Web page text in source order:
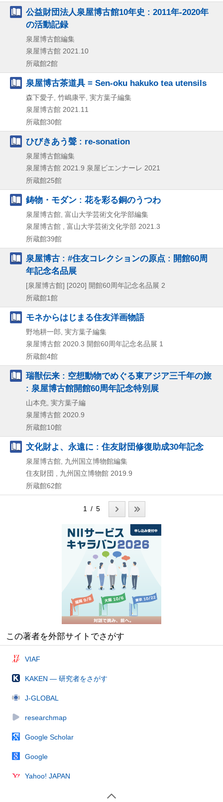
公益財団法人泉屋博古館10年史 : 2011年-2020年
の活動記録
泉屋博古館編集
泉屋博古館 2021.10
所蔵館2館
泉屋博古茶道具 = Sen-oku hakuko tea utensils
森下愛子, 竹嶋康平, 実方葉子編集
泉屋博古館 2021.11
所蔵館30館
ひびきあう聲 : re-sonation
泉屋博古館編集
泉屋博古館 2021.9 泉屋ビエンナーレ 2021
所蔵館25館
鋳物・モダン : 花を彩る銅のうつわ
泉屋博古館, 富山大学芸術文化学部編集
泉屋博古館 , 富山大学芸術文化学部 2021.3
所蔵館39館
泉屋博古 : #住友コレクションの原点 : 開館60周
年記念名品展
[泉屋博古館] [2020] 開館60周年記念名品展 2
所蔵館1館
モネからはじまる住友洋画物語
野地耕一郎, 実方葉子編集
泉屋博古館 2020.3 開館60周年記念名品展 1
所蔵館4館
瑞獣伝来 : 空想動物でめぐる東アジア三千年の旅
: 泉屋博古館開館60周年記念特別展
山本尭, 実方葉子編
泉屋博古館 2020.9
所蔵館10館
文化財よ、永遠に : 住友財団修復助成30年記念
泉屋博古館, 九州国立博物館編集
住友財団 , 九州国立博物館 2019.9
所蔵館62館
1 / 5
この著者を外部サイトでさがす
VIAF
KAKEN — 研究者をさがす
J-GLOBAL
researchmap
Google Scholar
Google
Yahoo! JAPAN